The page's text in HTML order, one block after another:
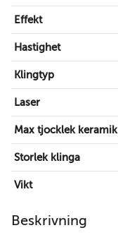
Effekt
Hastighet
Klingtyp
Laser
Max tjocklek keramik
Storlek klinga
Vikt
Beskrivning